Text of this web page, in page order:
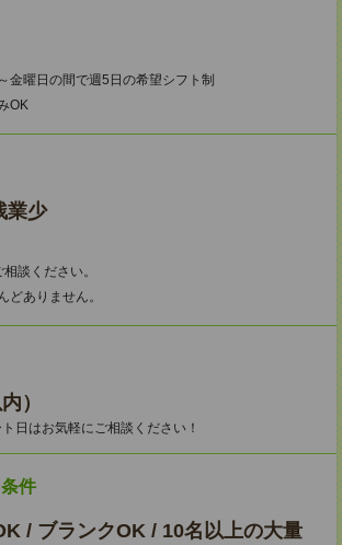
金曜日の間で週5日の希望シフト制
OK
業少
談ください。
どありません。
）
日はお気軽にご相談ください！
件
/ ブランクOK / 10名以上の大量